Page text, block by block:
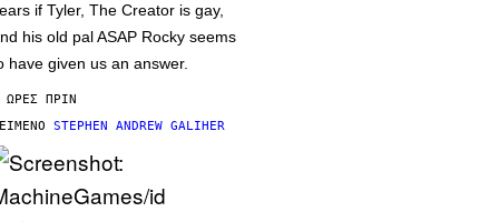
if Tyler, The Creator is gay,
his old pal ASAP Rocky seems
have given us an answer.
ΏΡΕΣ ΠΡΙΝ
STEPHEN ANDREW GALIHER